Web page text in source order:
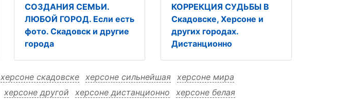
СОЗДАНИЯ СЕМЬИ.
ЛЮБОЙ ГОРОД. Если есть
фото. Скадовск и другие
города
КОРРЕКЦИЯ СУДЬБЫ В
Скадовске, Херсоне и
других городах.
Дистанционно
херсоне скадовске херсоне сильнейшая херсоне мира
херсоне другой херсоне дистанционно
херсоне белая